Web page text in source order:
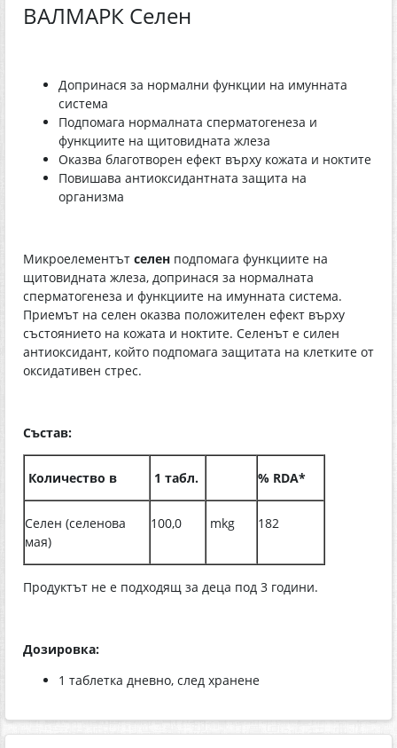
ВАЛМАРК Селен
Допринася за нормални функции на имунната
система
Подпомага нормалната сперматогенеза и
функциите на щитовидната жлеза
Оказва благотворен ефект върху кожата и ноктите
Повишава антиоксидантната защита на
организма
Микроелементът селен подпомага функциите на
щитовидната жлеза, допринася за нормалната
сперматогенеза и функциите на имунната система.
Приемът на селен оказва положителен ефект върху
състоянието на кожата и ноктите. Селенът е силен
антиоксидант, който подпомага защитата на клетките от
оксидативен стрес.
Състав:
Количество в 1 табл. % RDA*
Селен (селенова
мая)
100,0 mkg 182
Продуктът не е подходящ за деца под 3 години.
Дозировка:
1 таблетка дневно, след хранене